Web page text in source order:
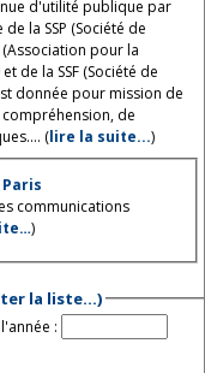
d'utilité publique par
la SSP (Société de
(Association pour la
de la SSF (Société de
donnée pour mission de
de
(lire la suite...)
communications
)
la liste…)
: